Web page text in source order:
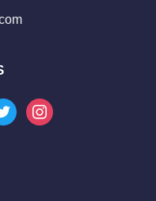
instagram